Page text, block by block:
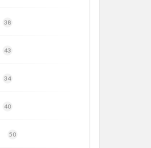
38
43
34
40
50